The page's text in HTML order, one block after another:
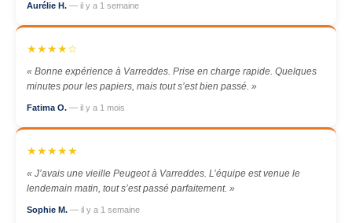
Aurélie H. — il y a 1 semaine
★★★★☆
« Bonne expérience à Varreddes. Prise en charge rapide. Quelques
minutes pour les papiers, mais tout s’est bien passé. »
Fatima O. — il y a 1 mois
★★★★★
« J’avais une vieille Peugeot à Varreddes. L’équipe est venue le
lendemain matin, tout s’est passé parfaitement. »
Sophie M. — il y a 1 semaine